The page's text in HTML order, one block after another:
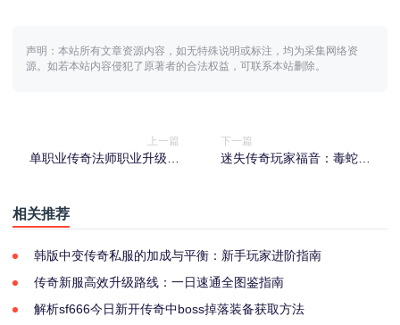
声明：本站所有文章资源内容，如无特殊说明或标注，均为采集网络资
源。如若本站内容侵犯了原著者的合法权益，可联系本站删除。
上一篇
单职业传奇法师职业升级加
下一篇
迷失传奇玩家福音：毒蛇山
相关推荐
韩版中变传奇私服的加成与平衡：新手玩家进阶指南
传奇新服高效升级路线：一日速通全图鉴指南
解析sf666今日新开传奇中boss掉落装备获取方法